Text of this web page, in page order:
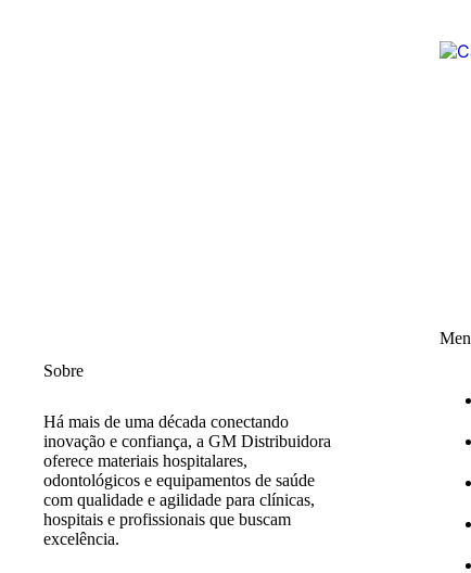
Sobre
Há mais de uma década conectando
inovação e confiança, a GM Distribuidora
oferece materiais hospitalares,
odontológicos e equipamentos de saúde
com qualidade e agilidade para clínicas,
hospitais e profissionais que buscam
excelência.